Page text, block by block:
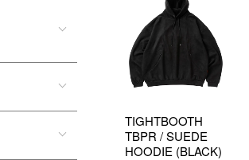
TIGHTBOOTH
TBPR / SUEDE
HOODIE (BLACK)